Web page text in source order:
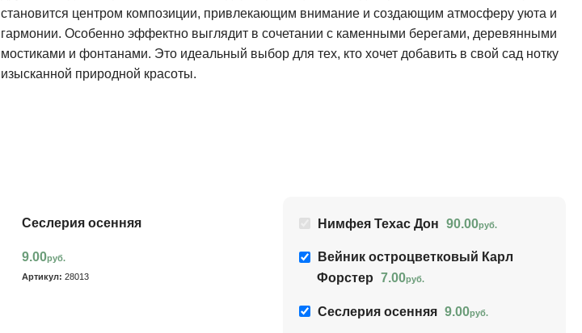
становится центром композиции, привлекающим внимание и создающим атмосферу уюта и
гармонии. Особенно эффектно выглядит в сочетании с каменными берегами, деревянными
мостиками и фонтанами. Это идеальный выбор для тех, кто хочет добавить в свой сад нотку
изысканной природной красоты.
Сеслерия осенняя
9.00руб.
Артикул: 28013
Нимфея Техас Дон 90.00руб.
Вейник остроцветковый Карл
Форстер 7.00руб.
Сеслерия осенняя 9.00руб.